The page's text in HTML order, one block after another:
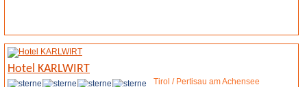
Hotel KARLWIRT
Tirol / Pertisau am Achensee